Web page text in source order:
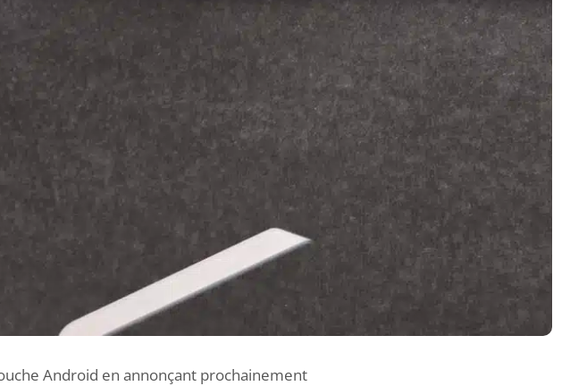
Android en annonçant prochainement